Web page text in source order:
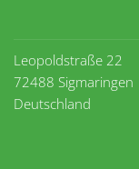
Leopoldstraße 22
72488 Sigmaringen
Deutschland